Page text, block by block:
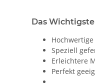
Das
Speziell
Erleichtere
Perfekt